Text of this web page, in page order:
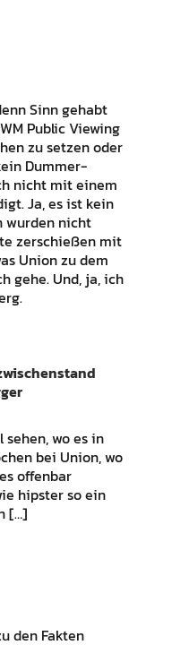
Sinn gehabt
Public Viewing
zu setzen oder
Dummer-
nicht mit einem
Ja, es ist kein
wurden nicht
zerschießen mit
Union zu dem
gehe. Und, ja, ich
wo es in
bei Union, wo
offenbar
hipster so ein
[…]
den Fakten